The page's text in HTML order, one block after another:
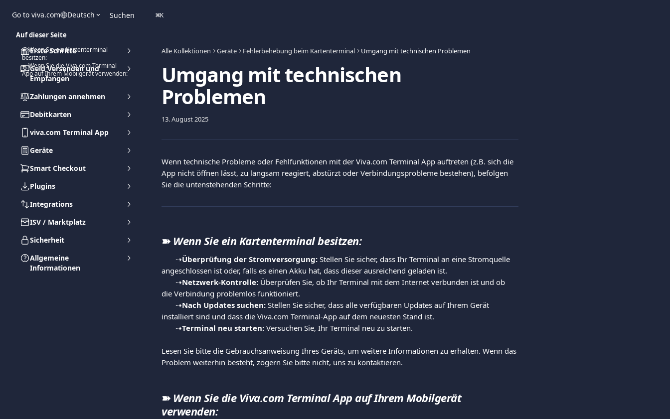
Go to viva.com Deutsch Suchen ⌘K
Erste Schritte
Geld Versenden und
Empfangen
Zahlungen annehmen
Debitkarten
viva.com Terminal App
Geräte
Smart Checkout
Plugins
Integrations
ISV / Marktplatz
Sicherheit
Allgemeine
Informationen
Alle Kollektionen Geräte Fehlerbehebung beim Kartenterminal Umgang mit technischen Problemen
Umgang mit technischen
Problemen
13. August 2025
Wenn technische Probleme oder Fehlfunktionen mit der Viva.com Terminal App auftreten (z.B. sich die
App nicht öffnen lässt, zu langsam reagiert, abstürzt oder Verbindungsprobleme bestehen), befolgen
Sie die untenstehenden Schritte:
➽ Wenn Sie ein Kartenterminal besitzen:
       ⇢
Überprüfung der Stromversorgung: Stellen Sie sicher, dass Ihr Terminal an eine Stromquelle
angeschlossen ist oder, falls es einen Akku hat, dass dieser ausreichend geladen ist.
       ⇢
Netzwerk-Kontrolle: Überprüfen Sie, ob Ihr Terminal mit dem Internet verbunden ist und ob
die Verbindung problemlos funktioniert.
       ⇢
Nach Updates suchen: Stellen Sie sicher, dass alle verfügbaren Updates auf Ihrem Gerät
installiert sind und dass die Viva.com Terminal-App auf dem neuesten Stand ist.
       ⇢
Terminal neu starten: Versuchen Sie, Ihr Terminal neu zu starten.
Lesen Sie bitte die Gebrauchsanweisung Ihres Geräts, um weitere Informationen zu erhalten. Wenn das
Problem weiterhin besteht, zögern Sie bitte nicht, uns zu kontaktieren.
➽ Wenn Sie die Viva.com Terminal App auf Ihrem Mobilgerät
verwenden:
Auf dieser Seite
➽ Wenn Sie ein Kartenterminal
besitzen:
➽ Wenn Sie die Viva.com Terminal
App auf Ihrem Mobilgerät verwenden: